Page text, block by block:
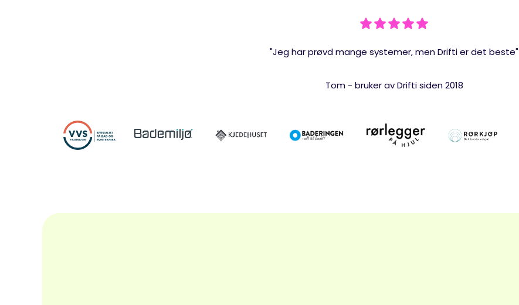
"Jeg har prøvd mange systemer, men Drifti er det beste"
Tom - bruker av Drifti siden 2018